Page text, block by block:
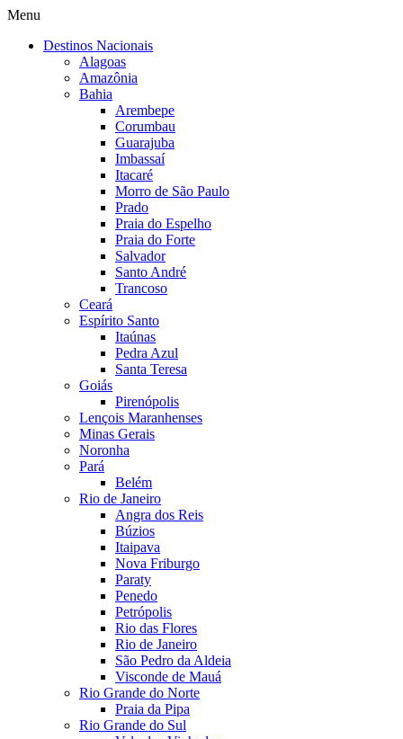
Menu
Destinos Nacionais
Alagoas
Amazônia
Bahia
Arembepe
Corumbau
Guarajuba
Imbassaí
Itacaré
Morro de São Paulo
Prado
Praia do Espelho
Praia do Forte
Salvador
Santo André
Trancoso
Ceará
Espírito Santo
Itaúnas
Pedra Azul
Santa Teresa
Goiás
Pirenópolis
Lençois Maranhenses
Minas Gerais
Noronha
Pará
Belém
Rio de Janeiro
Angra dos Reis
Búzios
Itaipava
Nova Friburgo
Paraty
Penedo
Petrópolis
Rio das Flores
Rio de Janeiro
São Pedro da Aldeia
Visconde de Mauá
Rio Grande do Norte
Praia da Pipa
Rio Grande do Sul